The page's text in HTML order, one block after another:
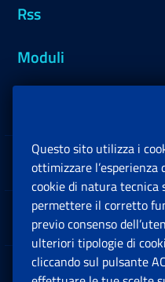
Rss
Moduli
Sedi e Contatti
Software
Note Legali
Questo sito utilizza i
ottimizzare l’esperienza
cookie di natura tecnica
permettere il corretto
previo consenso
ulteriori tipologie di
cliccando sul pulsante